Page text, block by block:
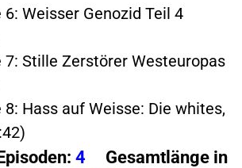
6: Weisser Genozid Teil 4
7: Stille Zerstörer Westeuropas
8: Hass auf Weisse: Die whites,
4 Gesamtlänge in